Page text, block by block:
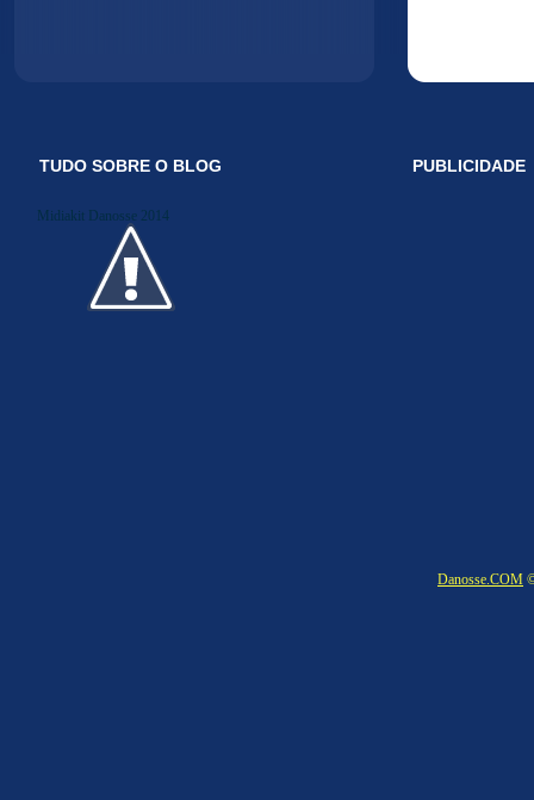
TUDO SOBRE O BLOG
Midiakit Danosse 2014
PUBLICIDADE
Danosse.COM